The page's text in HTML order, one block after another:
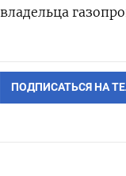
владельца
ПОДПИСАТЬСЯ НА